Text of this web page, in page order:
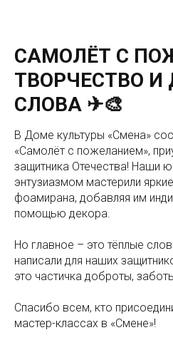
САМОЛЁТ С
ТВОРЧЕСТВО И
СЛОВА ✈🎨
В Доме культуры «Смена»
«Самолёт с пожеланием»,
защитника Отечества! Наши
энтузиазмом мастерили
фоамирана, добавляя им
помощью декора.
Но главное – это тёплые
написали для наших
это частичка доброты,
Спасибо всем, кто
мастер-классах в «Смене»!